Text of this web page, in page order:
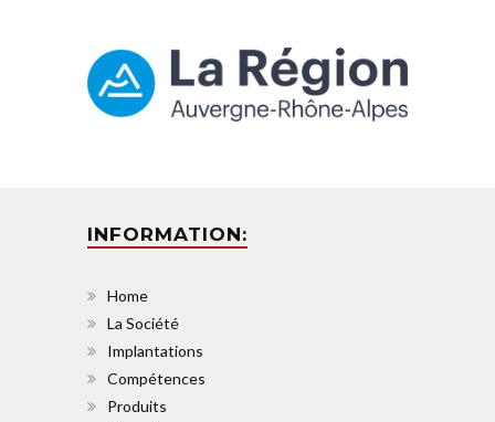
INFORMATION:
Home
La Société
Implantations
Compétences
Produits